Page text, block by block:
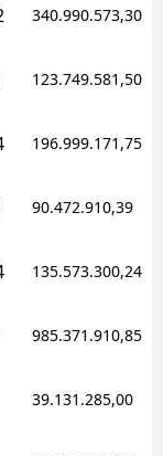
340.990.573,30
123.749.581,50
196.999.171,75
90.472.910,39
135.573.300,24
985.371.910,85
39.131.285,00